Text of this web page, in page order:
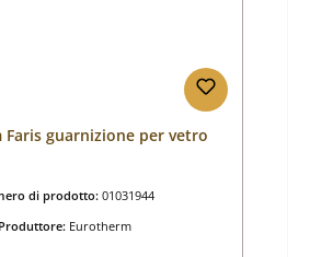
Faris guarnizione per vetro
di prodotto: 01031944
Produttore: Eurotherm